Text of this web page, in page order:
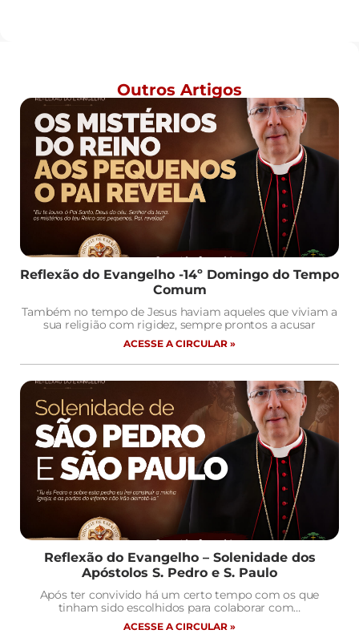
Outros Artigos
Reflexão do Evangelho -14º Domingo do Tempo
Comum
Também no tempo de Jesus haviam aqueles que viviam a
sua religião com rigidez, sempre prontos a acusar
ACESSE A CIRCULAR »
Reflexão do Evangelho – Solenidade dos
Apóstolos S. Pedro e S. Paulo
Após ter convivido há um certo tempo com os que
tinham sido escolhidos para colaborar com…
ACESSE A CIRCULAR »